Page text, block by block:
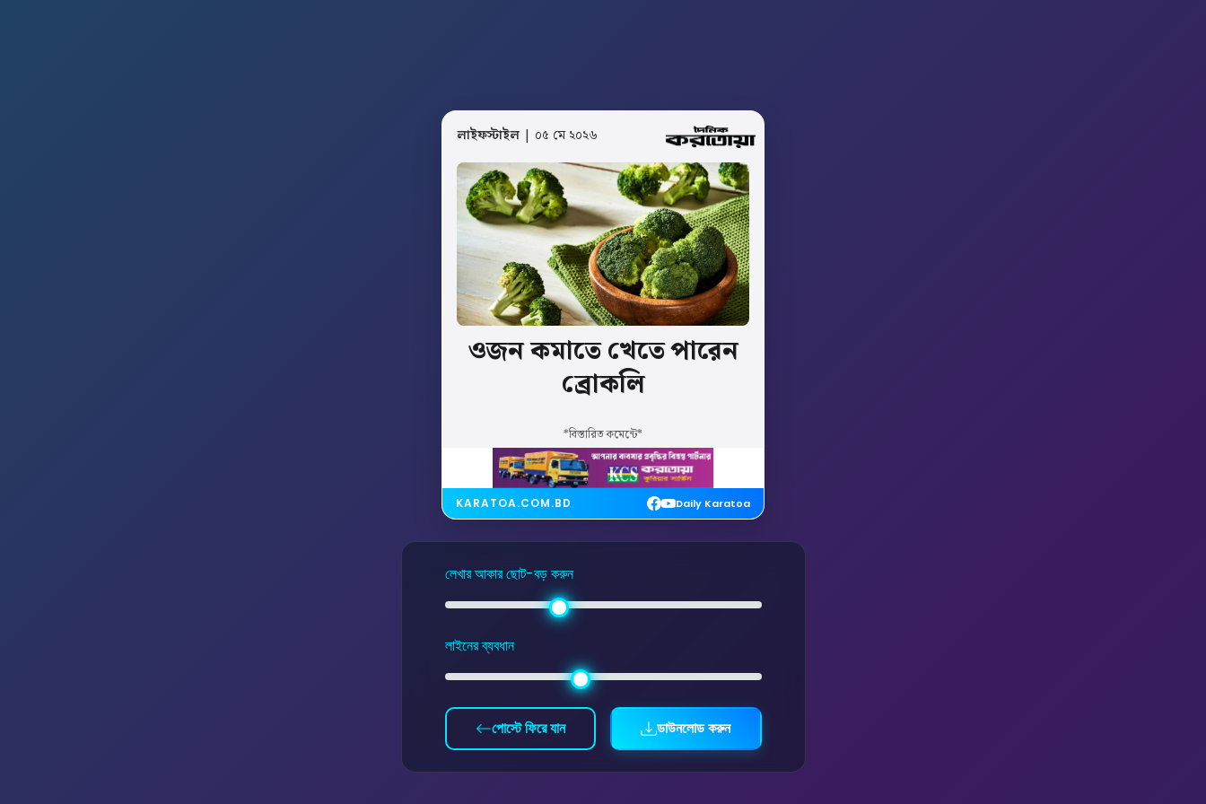
লাইফস্টাইল | ০৫ মে ২০২৬
ওজনকমাতেখেতেপারেন
ব্রোকলি
*বিস্তারিত কমেন্টে*
KARATOA.COM.BD Daily Karatoa
লেখার আকার ছোট-বড় করুন
লাইনের ব্যবধান
পোস্টে ফিরে যান ডাউনলোড করুন